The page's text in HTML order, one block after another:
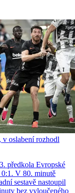
oslabení rozhodl
předkola Evropské
V 80. minutě
sestavě nastoupil
bez vyloučeného